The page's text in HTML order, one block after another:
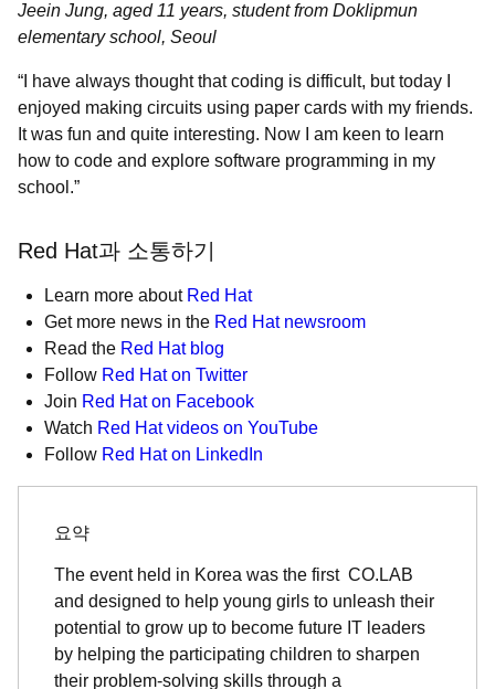
Jeein Jung, aged 11 years, student from Doklipmun
elementary school, Seoul
“I have always thought that coding is difficult, but today I
enjoyed making circuits using paper cards with my friends.
It was fun and quite interesting. Now I am keen to learn
how to code and explore software programming in my
school.”
Red Hat과 소통하기
Learn more aboutRed Hat
Get more news in the Red Hat newsroom
Read the Red Hat blog
Follow Red Hat on Twitter
Join Red Hat on Facebook
Watch Red Hat videos on YouTube
Follow Red Hat on LinkedIn
요약
The event held in Korea was the first CO.LAB
and designed to help young girls to unleash their
potential to grow up to become future IT leaders
by helping the participating children to sharpen
their problem-solving skills through a